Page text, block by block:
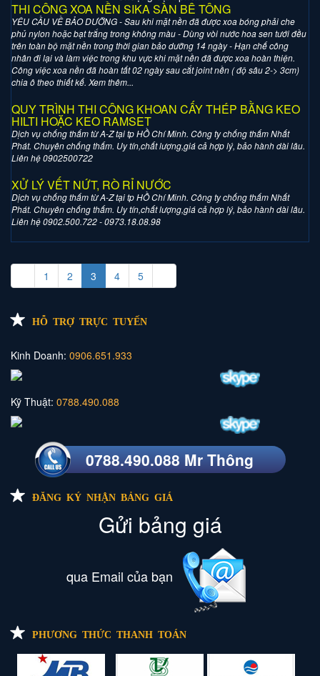
THI CÔNG XOA NỀN SIKA SÀN BÊ TÔNG
YÊU CẦU VỀ BẢO DƯỠNG - Sau khi mặt nền đã được xoa bóng phải che
phủ nylon hoặc bạt trắng trong không màu - Dùng vòi nước hoa sen tưới đều
trên toàn bộ mặt nền trong thời gian bảo dưỡng 14 ngày - Hạn chế công
nhân đi lại và làm việc trong khu vực khi mặt nền đã được xoa hoàn thiện.
Công việc xoa nền đã hoàn tất 02 ngày sau cắt joint nền ( độ sâu 2-> 3cm)
chia ô theo thiết kế. Xem thêm...
QUY TRÌNH THI CÔNG KHOAN CẤY THÉP BẰNG KEO
HILTI HOẶC KEO RAMSET
Dịch vụ chống thấm từ A-Z tại tp HỒ Chí Minh. Công ty chống thấm Nhất
Phát. Chuyên chống thấm. Uy tín,chất lượng,giá cả hợp lý, bảo hành dài lâu.
Liên hệ 0902500722
XỬ LÝ VẾT NỨT, RÒ RỈ NƯỚC
Dịch vụ chống thấm từ A-Z tại tp HỒ Chí Minh. Công ty chống thấm Nhất
Phát. Chuyên chống thấm. Uy tín,chất lượng,giá cả hợp lý, bảo hành dài lâu.
Liên hệ 0902.500.722 - 0973.18.08.98
1 2 3 4 5
HỖ TRỢ TRỰC TUYẾN
Kinh Doanh: 0906.651.933
Kỹ Thuật: 0788.490.088
0788.490.088 Mr Thông
ĐĂNG KÝ NHẬN BẢNG GIÁ
Gửi bảng giá
qua Email của bạn
PHƯƠNG THỨC THANH TOÁN